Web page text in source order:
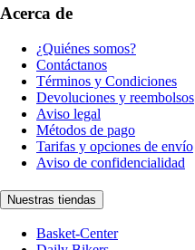
Acerca de
¿Quiénes somos?
Contáctanos
Términos y Condiciones
Devoluciones y reembolsos
Aviso legal
Métodos de pago
Tarifas y opciones de envío
Aviso de confidencialidad
Nuestras tiendas
Basket-Center